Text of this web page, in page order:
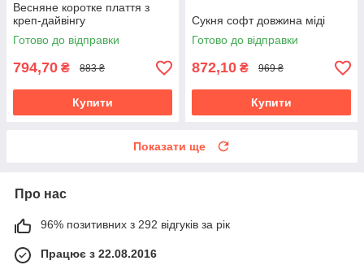
Весняне коротке плаття з
креп-дайвінгу
Готово до відправки
794,70 ₴ 883 ₴
Купити
Сукня софт довжина міді
Готово до відправки
872,10 ₴ 969 ₴
Купити
Показати ще
Про нас
96% позитивних з 292 відгуків за рік
Працює з 22.08.2016